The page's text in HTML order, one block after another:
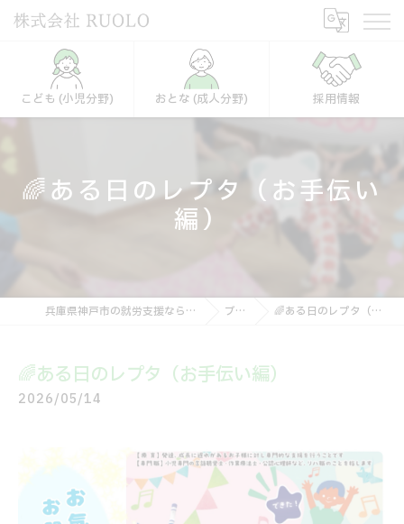
こども (小児分野) おとな (成人分野) 採用情報
🌈ある日のレプタ（お手伝い
編）
兵庫県神戸市の就労支援なら株式会社RUOLO ブログ 🌈ある日のレプタ（お手伝い編）
🌈ある日のレプタ（お手伝い編）
2026/05/14